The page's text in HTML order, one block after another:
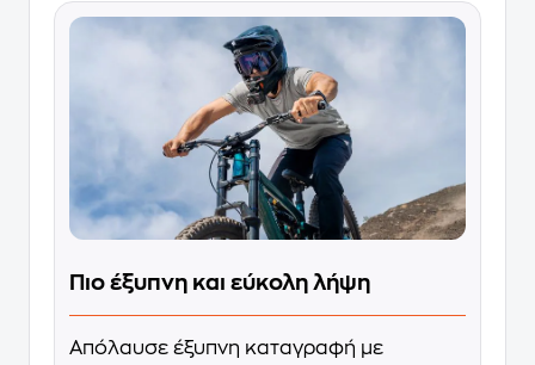
Πιο έξυπνη και εύκολη λήψη
Απόλαυσε έξυπνη καταγραφή με